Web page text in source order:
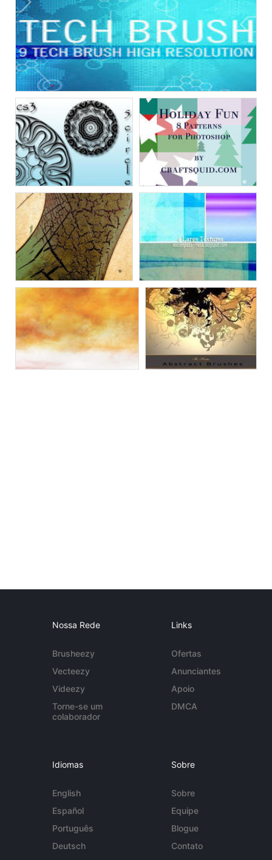
Nossa Rede
Brusheezy
Vecteezy
Videezy
Torne-se um
colaborador
Links
Ofertas
Anunciantes
Apoio
DMCA
Idiomas
English
Español
Português
Deutsch
Sobre
Sobre
Equipe
Blogue
Contato